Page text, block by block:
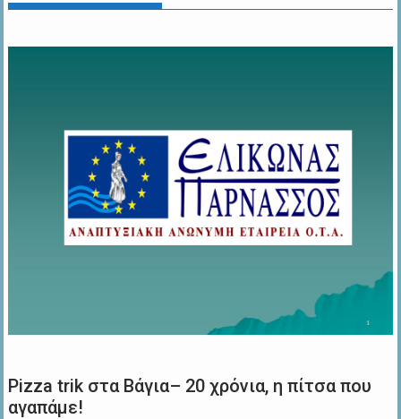
Pizza trik στα Βάγια– 20 χρόνια, η πίτσα που
αγαπάμε!